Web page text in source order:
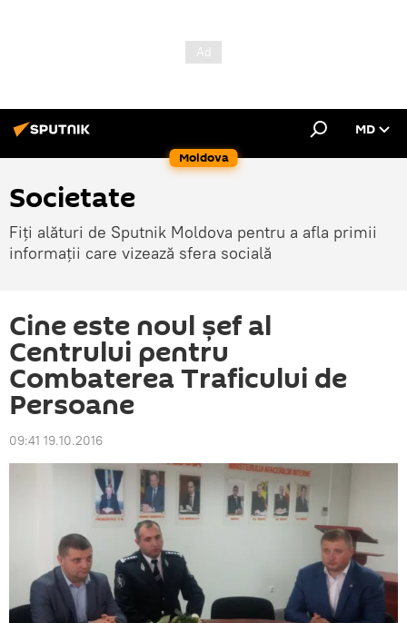
Moldova
MD
Societate
Fiți alături de Sputnik Moldova pentru a afla primii
informații care vizează sfera socială
Cine este noul şef al
Centrului pentru
Combaterea Traficului de
Persoane
09:41 19.10.2016